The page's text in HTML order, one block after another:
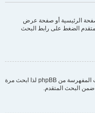
الرئيسية أو صفحة عرض
الضغط على رابط البحث
من الممكن أن يكون بحثك مبهما ولا يتضمن الكلمات المفهرسة من phpBB لذا ابحث مرة
ضمن البحث المتقدم.